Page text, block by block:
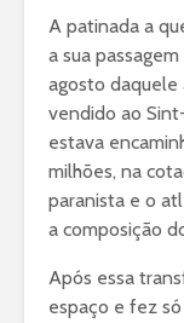
A patinada a
a sua
agosto daquele
vendido ao
estava
milhões, na
paranista e o
a composição
Após essa
espaço e fez